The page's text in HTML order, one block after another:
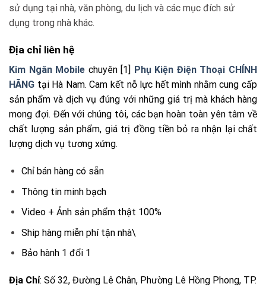
sử dụng tại nhà, văn phòng, du lịch và các mục đích sử
dụng trong nhà khác.
Địa chỉ liên hệ
Kim Ngân Mobile chuyên [1]
Phụ Kiện Điện Thoại CHÍNH
HÃNG tại Hà Nam. Cam kết nỗ lực hết mình nhằm cung cấp
sản phẩm và dịch vụ đúng với những giá trị mà khách hàng
mong đợi. Đến với chúng tôi, các bạn hoàn toàn yên tâm về
chất lượng sản phẩm, giá trị đồng tiền bỏ ra nhận lại chất
lượng dịch vụ tương xứng.
Chỉ bán hàng có sẵn
Thông tin minh bạch
Video + Ảnh sản phẩm thật 100%
Ship hàng miễn phí tận nhà\
Bảo hành 1 đổi 1
Địa Chỉ: Số 32, Đường Lê Chân, Phường Lê Hồng Phong, TP.